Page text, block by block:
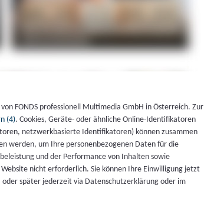
FONDS professionell Multimedia GmbH in Österreich. Zur
(4). Cookies, Geräte- oder ähnliche Online-Identifikatoren
netzwerkbasierte Identifikatoren) können zusammen
werden, um Ihre personenbezogenen Daten für die
und der Performance von Inhalten sowie
nicht erforderlich. Sie können Ihre Einwilligung jetzt
später jederzeit via Datenschutzerklärung oder im